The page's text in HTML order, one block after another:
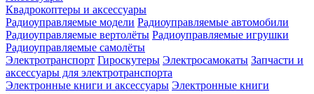
Квадрокоптеры и аксессуары
Радиоуправляемые модели Радиоуправляемые автомобили
Радиоуправляемые вертолёты Радиоуправляемые игрушки
Радиоуправляемые самолёты
Электротранспорт Гироскутеры Электросамокаты Запчасти и
аксессуары для электротранспорта
Электронные книги и аксессуары Электронные книги